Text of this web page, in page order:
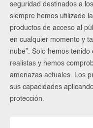
seguridad destinados a
siempre hemos utilizado
productos de acceso al
en cualquier momento y
nube”. Solo hemos
realistas y hemos
amenazas actuales. Los
sus capacidades
protección.